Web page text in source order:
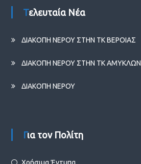
Τελευταία Νέα
ΔΙΑΚΟΠΗ ΝΕΡΟΥ ΣΤΗΝ ΤΚ ΒΕΡΟΙΑΣ
ΔΙΑΚΟΠΗ ΝΕΡΟΥ ΣΤΗΝ ΤΚ ΑΜΥΚΛΩΝ
ΔΙΑΚΟΠΗ ΝΕΡΟΥ
Για τον Πολίτη